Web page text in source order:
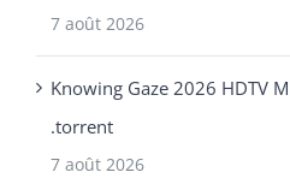
7 août 2026
Knowing Gaze 2026 HDTV
.torrent
7 août 2026